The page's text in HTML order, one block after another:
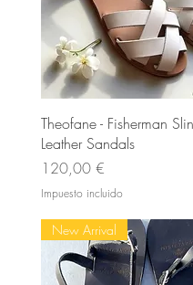
Vista rápida
Theofane - Fisherman
Leather Sandals
Precio
120,00 €
Impuesto incluido
New Arrival